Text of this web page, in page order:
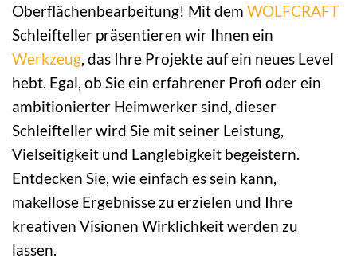
Oberflächenbearbeitung! Mit dem WOLFCRAFT
Schleifteller präsentieren wir Ihnen ein
Werkzeug , das Ihre Projekte auf ein neues Level
hebt. Egal, ob Sie ein erfahrener Profi oder ein
ambitionierter Heimwerker sind, dieser
Schleifteller wird Sie mit seiner Leistung,
Vielseitigkeit und Langlebigkeit begeistern.
Entdecken Sie, wie einfach es sein kann,
makellose Ergebnisse zu erzielen und Ihre
kreativen Visionen Wirklichkeit werden zu
lassen.